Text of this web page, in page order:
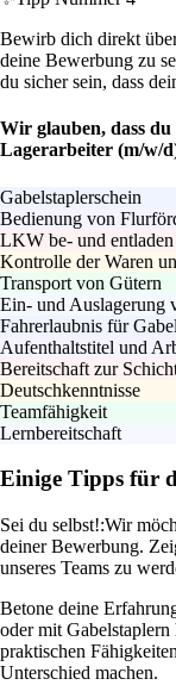
Bewirb dich direkt
deine Bewerbung zu
du sicher sein, dass
Wir glauben, dass
Lagerarbeiter (m/w/
Gabelstaplerschein
Bedienung von
LKW be- und entladen
Kontrolle der Waren
Transport von Gütern
Ein- und Auslagerung
Fahrerlaubnis für
Aufenthaltstitel und
Bereitschaft zur
Deutschkenntnisse
Teamfähigkeit
Lernbereitschaft
Einige Tipps für
Sei du selbst!:Wir
deiner Bewerbung.
unseres Teams zu
Betone deine
oder mit Gabelstaplern
praktischen
Unterschied machen.